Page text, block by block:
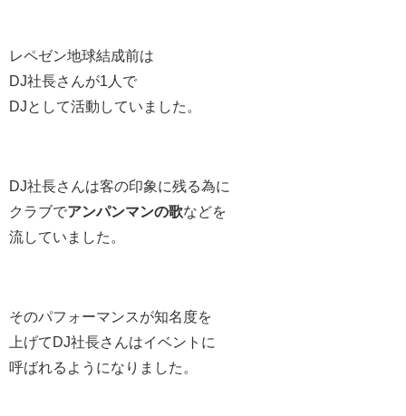
レペゼン地球結成前は
DJ社長さんが1人で
DJとして活動していました。
DJ社長さんは客の印象に残る為に
クラブでアンパンマンの歌などを
流していました。
そのパフォーマンスが知名度を
上げてDJ社長さんはイベントに
呼ばれるようになりました。